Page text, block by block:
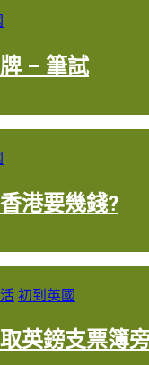
– 筆試
港要幾錢?
初到英國
英鎊支票簿